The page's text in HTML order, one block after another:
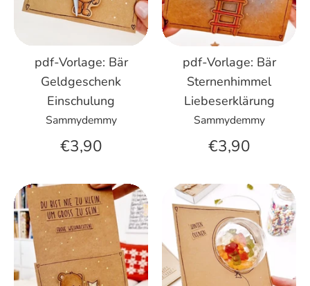
pdf-Vorlage: Bär
Geldgeschenk
Einschulung
Sammydemmy
€3,90
pdf-Vorlage: Bär
Sternenhimmel
Liebeserklärung
Sammydemmy
€3,90